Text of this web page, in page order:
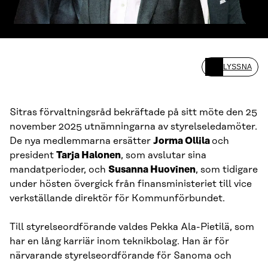
LYSSNA
Sitras förvaltningsråd bekräftade på sitt möte den 25
november 2025 utnämningarna av styrelseledamöter.
De nya medlemmarna ersätter Jorma Ollilaoch
president Tarja Halonen, som avslutar sina
mandatperioder, och Susanna Huovinen, som tidigare
under hösten övergick från finansministeriet till vice
verkställande direktör för Kommunförbundet.
Till styrelseordförande valdes Pekka Ala-Pietilä, som
har en lång karriär inom teknikbolag. Han är för
närvarande styrelseordförande för Sanoma och